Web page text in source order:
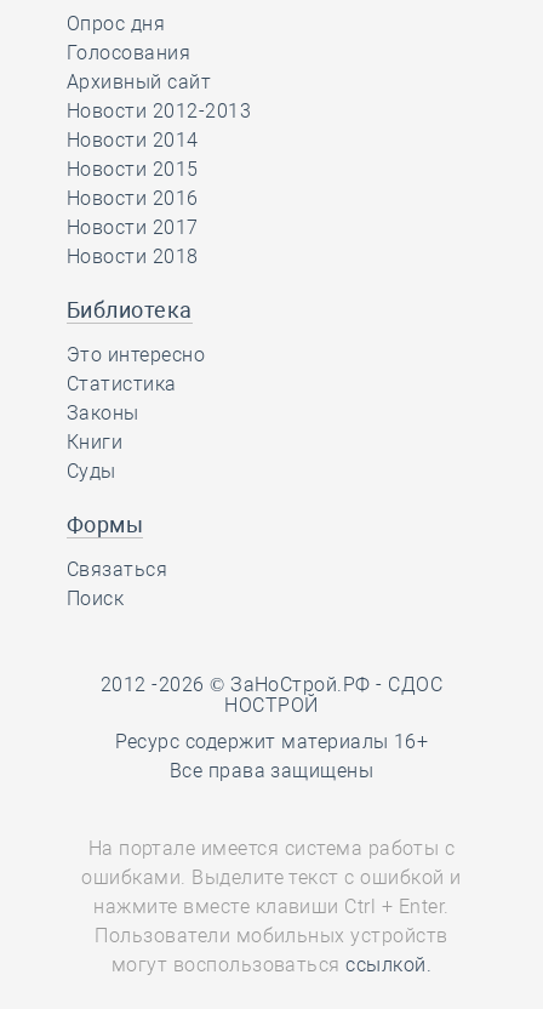
Опрос дня
Голосования
Архивный сайт
Новости 2012-2013
Новости 2014
Новости 2015
Новости 2016
Новости 2017
Новости 2018
Библиотека
Это интересно
Статистика
Законы
Книги
Суды
Формы
Связаться
Поиск
2012 -2026 © ЗаНоСтрой.РФ - СДОС
НОСТРОЙ
Ресурс содержит материалы 16+
Все права защищены
На портале имеется система работы с
ошибками. Выделите текст с ошибкой и
нажмите вместе клавиши Ctrl + Enter.
Пользователи мобильных устройств
могут воспользоватьсяссылкой.